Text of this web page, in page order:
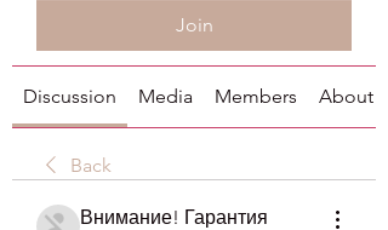
Join
Discussion Media Members About
Back
Внимание! Гарантия